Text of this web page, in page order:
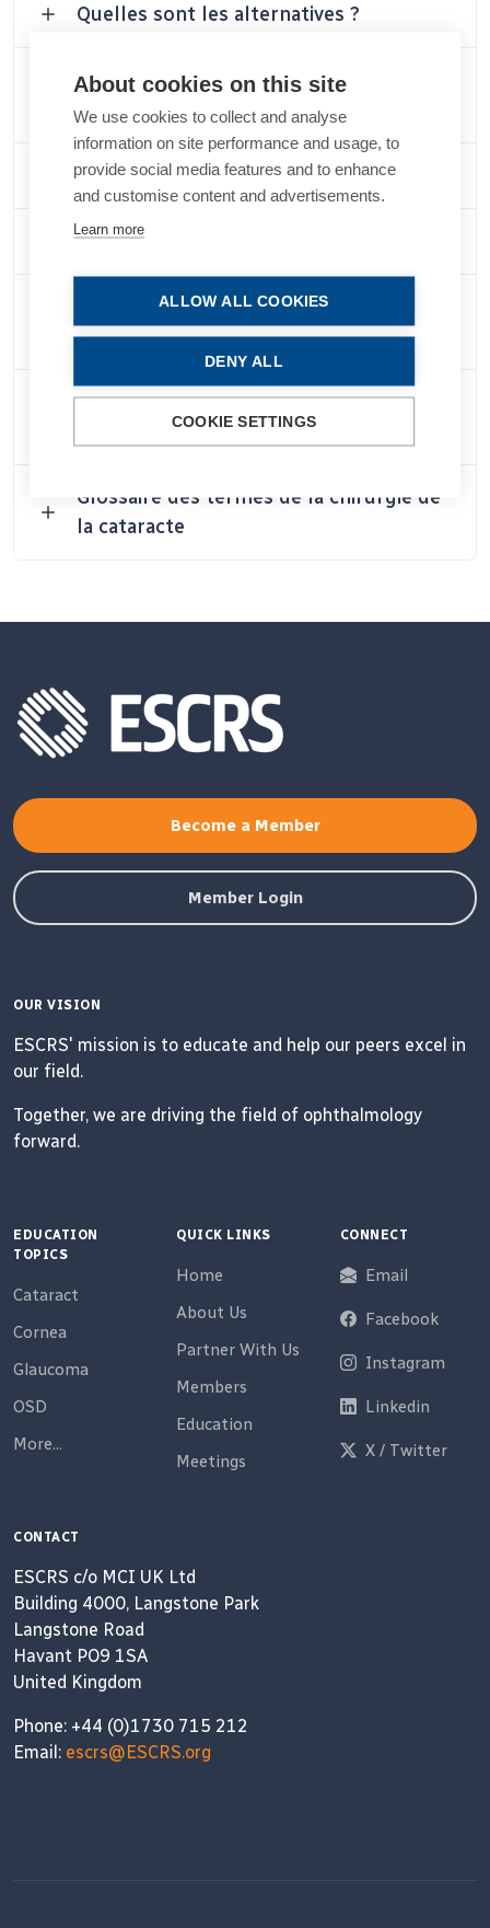
Quelles sont les alternatives ?
Comment se déroule la chirurgie de la
cataracte ?
Quels sont les risques ?
Quels sont les effets secondaires ?
La chirurgie de la cataracte affectera-t-
elle mes soins oculaires futurs ?
Comment puis-je réduire le risque de
complications ?
Glossaire des termes de la chirurgie de
la cataracte
Become a Member
Member Login
OUR VISION
ESCRS' mission is to educate and help our peers excel in
our field.
Together, we are driving the field of ophthalmology
forward.
EDUCATION
TOPICS
Cataract
Cornea
Glaucoma
OSD
More...
QUICK LINKS
Home
About Us
Partner With Us
Members
Education
Meetings
CONNECT
Email
Facebook
Instagram
Linkedin
X / Twitter
CONTACT
ESCRS c/o MCI UK Ltd
Building 4000, Langstone Park
Langstone Road
Havant PO9 1SA
United Kingdom
Phone: +44 (0)1730 715 212
Email: escrs@ESCRS.org
About cookies on this site
We use cookies to collect and analyse
information on site performance and usage, to
provide social media features and to enhance
and customise content and advertisements.
Learn more
ALLOW ALL COOKIES
DENY ALL
COOKIE SETTINGS